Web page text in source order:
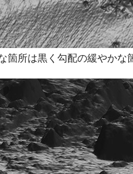
箇所は黒く勾配の緩やかな